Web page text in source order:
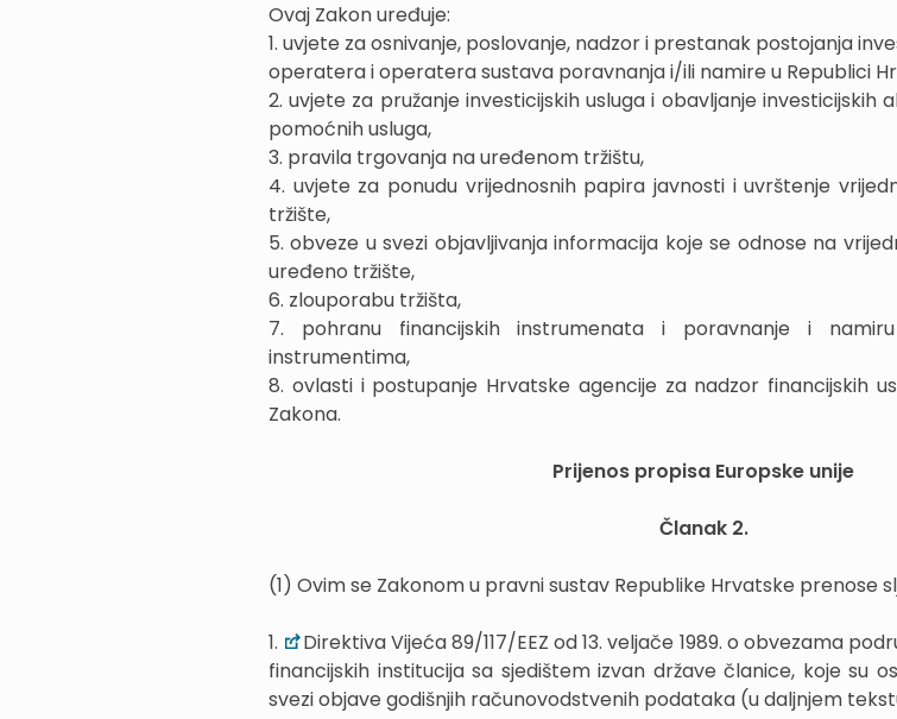
Ovaj Zakon uređuje:
1. uvjete za osnivanje, poslovanje, nadzor i prestanak postojanja
operatera i operatera sustava poravnanja i/ili namire u Republici
2. uvjete za pružanje investicijskih usluga i obavljanje investicijskih
pomoćnih usluga,
3. pravila trgovanja na uređenom tržištu,
4. uvjete za ponudu vrijednosnih papira javnosti i uvrštenje
tržište,
5. obveze u svezi objavljivanja informacija koje se odnose na
uređeno tržište,
6. zlouporabu tržišta,
7. pohranu financijskih instrumenata i poravnanje i
instrumentima,
8. ovlasti i postupanje Hrvatske agencije za nadzor financijskih
Zakona.
Prijenos propisa Europske unije
Članak 2.
(1) Ovim se Zakonom u pravni sustav Republike Hrvatske prenose
1.
Direktiva Vijeća 89/117/EEZ od 13. veljače 1989. o obvezama
financijskih institucija sa sjedištem izvan države članice, koje su
svezi objave godišnjih računovodstvenih podataka (u daljnjem